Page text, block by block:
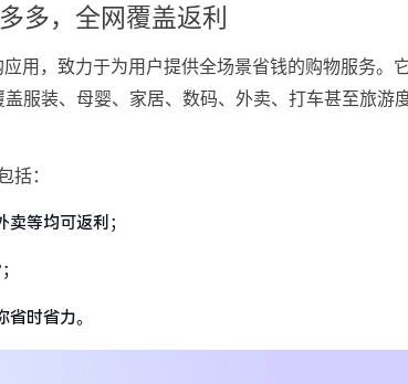
多，全网覆盖返利
用，致力于为用户提供全场景省钱的购物服务。
服装、母婴、家居、数码、外卖、打车甚至旅游
：
等均可返利；
时省力。